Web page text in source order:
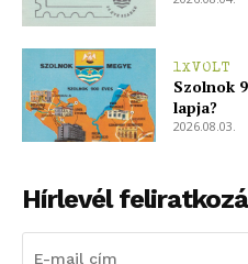
szubjektív
1XVOLT
Szolnok
lapja?
2026.08.03.
Hírlevél